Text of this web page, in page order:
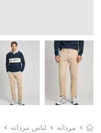
مردانه لباس مردانه